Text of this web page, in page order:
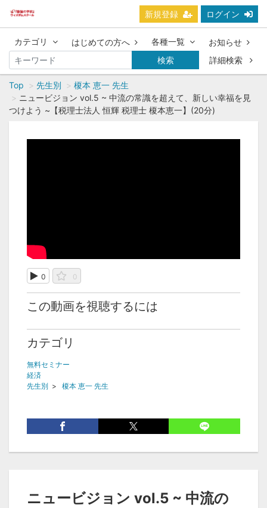
新規登録 ログイン
カテゴリ はじめての方へ 各種一覧
お知らせ
検索
詳細検索
Top 先生別
榎本 恵一 先生
ニュービジョン vol.5 ~ 中流の常識を超えて、新しい幸福を見
つけよう ~【税理士法人 恒輝 税理士 榎本恵一】(20分)
0 0
この動画を視聴するには
カテゴリ
無料セミナー
経済
先生別 > 榎本 恵一 先生
ニュービジョン vol.5 ~ 中流の